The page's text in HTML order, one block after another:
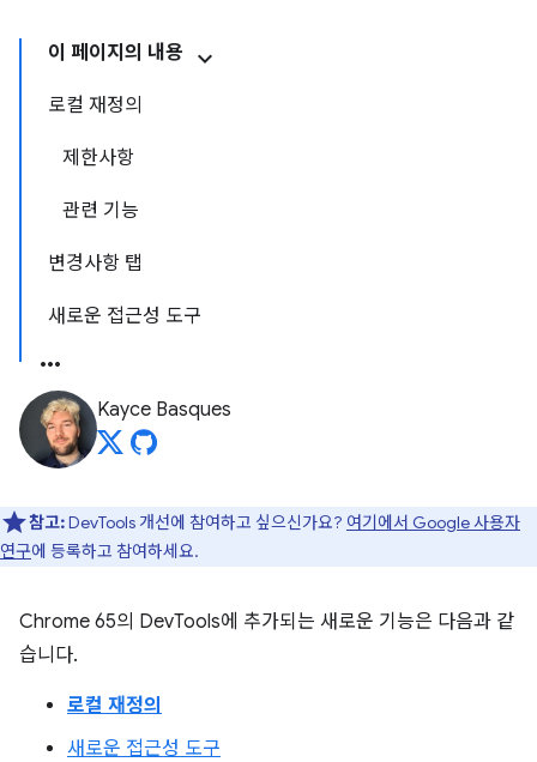
이 페이지의 내용
로컬 재정의
제한사항
관련 기능
변경사항 탭
새로운 접근성 도구
Kayce Basques
참고:DevTools 개선에 참여하고 싶으신가요? 여기에서 Google 사용자
연구에 등록하고 참여하세요.
Chrome 65의 DevTools에 추가되는 새로운 기능은 다음과 같
습니다.
로컬 재정의
새로운 접근성 도구